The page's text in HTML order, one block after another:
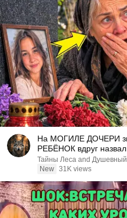
На МОГИЛЕ ДОЧЕРИ
РЕБЁНОК вдруг
Тайны Леса and Душевный
New 31K views